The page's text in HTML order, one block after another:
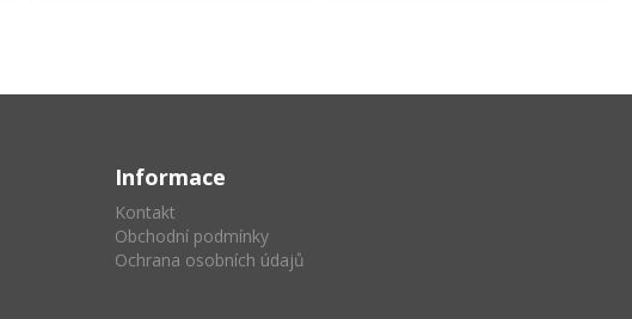
Informace
Kontakt
Obchodní podmínky
Ochrana osobních údajů